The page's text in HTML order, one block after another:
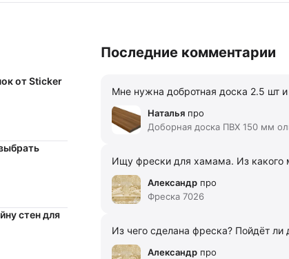
от Sticker
стен для
Последние комментарии
Мне нужна добротная доска 2.5 шт
Наталья про
Доборная доска ПВХ 150 мм
Ищу фрески для хамама. Из какого
Александр про
Фреска 7026
Из чего сделана фреска? Пойдёт
Александр про